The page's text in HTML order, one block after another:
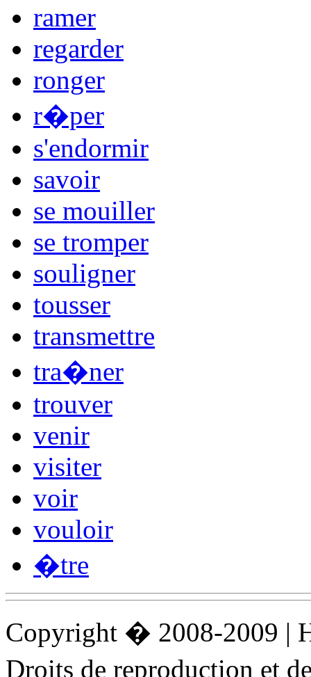
ramer
regarder
ronger
r�per
s'endormir
savoir
se mouiller
se tromper
souligner
tousser
transmettre
tra�ner
trouver
venir
visiter
voir
vouloir
�tre
Copyright � 2008-2009 |
Droits de reproduction et